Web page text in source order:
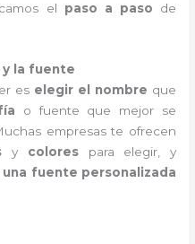
el paso a paso de
y la fuente
es elegir el nombre que
o fuente que mejor se
empresas te ofrecen
y colorespara elegir, y
una fuente personalizada